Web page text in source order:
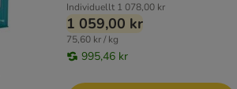
Individuellt 1 078,00 kr
1 059,00 kr
75,60 kr / kg
995,46 kr